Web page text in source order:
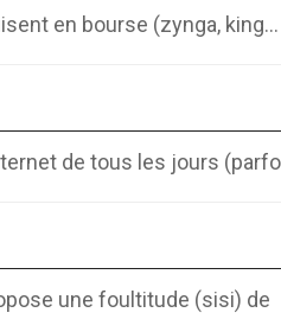
en bourse (zynga,
de tous les jours
une foultitude (sisi) de